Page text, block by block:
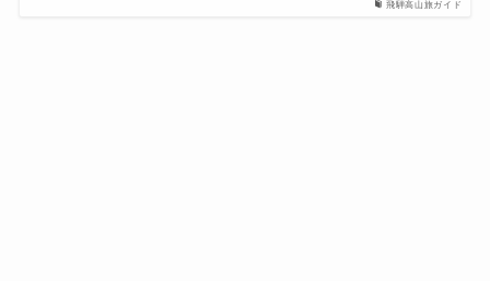
飛騨高山旅ガイド